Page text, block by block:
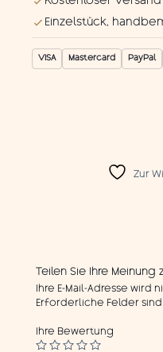
Einzelstück,
VISA Mastercard PayPal
Zur
Teilen Sie Ihre Meinung
Ihre E-Mail-Adresse
Erforderliche Felder
Ihre Bewertung